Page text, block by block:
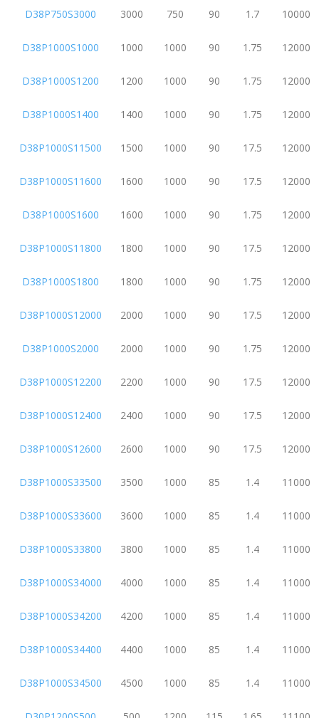
D38P750S3000 3000 750 90 1.7 10000
D38P1000S1000 1000 1000 90 1.75 12000
D38P1000S1200 1200 1000 90 1.75 12000
D38P1000S1400 1400 1000 90 1.75 12000
D38P1000S11500 1500 1000 90 17.5 12000
D38P1000S11600 1600 1000 90 17.5 12000
D38P1000S1600 1600 1000 90 1.75 12000
D38P1000S11800 1800 1000 90 17.5 12000
D38P1000S1800 1800 1000 90 1.75 12000
D38P1000S12000 2000 1000 90 17.5 12000
D38P1000S2000 2000 1000 90 1.75 12000
D38P1000S12200 2200 1000 90 17.5 12000
D38P1000S12400 2400 1000 90 17.5 12000
D38P1000S12600 2600 1000 90 17.5 12000
D38P1000S33500 3500 1000 85 1.4 11000
D38P1000S33600 3600 1000 85 1.4 11000
D38P1000S33800 3800 1000 85 1.4 11000
D38P1000S34000 4000 1000 85 1.4 11000
D38P1000S34200 4200 1000 85 1.4 11000
D38P1000S34400 4400 1000 85 1.4 11000
D38P1000S34500 4500 1000 85 1.4 11000